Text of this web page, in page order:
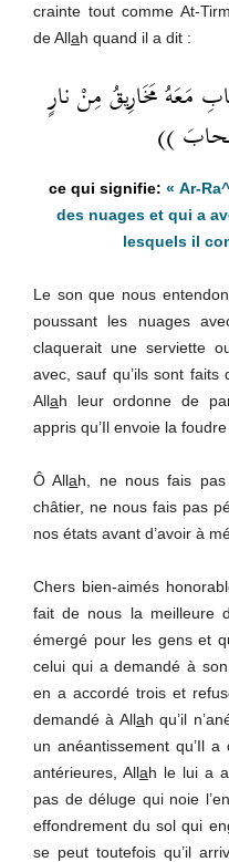
crainte tout comme At-
de Allah quand il a dit :
مَعَهُ مَخَارِيقُ مِنْ نارٍ
))
« Ar-
des nuages et qui a
lesquels il
Le son que nous
poussant les nuages
claquerait une serviette
avec, sauf qu’ils sont faits
Allah leur ordonne de
appris qu’Il envoie la
Ô Allah, ne nous fais
châtier, ne nous fais pas
nos états avant d’avoir à
Chers bien-aimés
fait de nous la meilleure
émergé pour les gens et
celui qui a demandé à
en a accordé trois et
demandé à Allah qu’il
un anéantissement qu’Il
antérieures, Allah le lui a
pas de déluge qui noie
effondrement du sol qui
se peut toutefois qu’il